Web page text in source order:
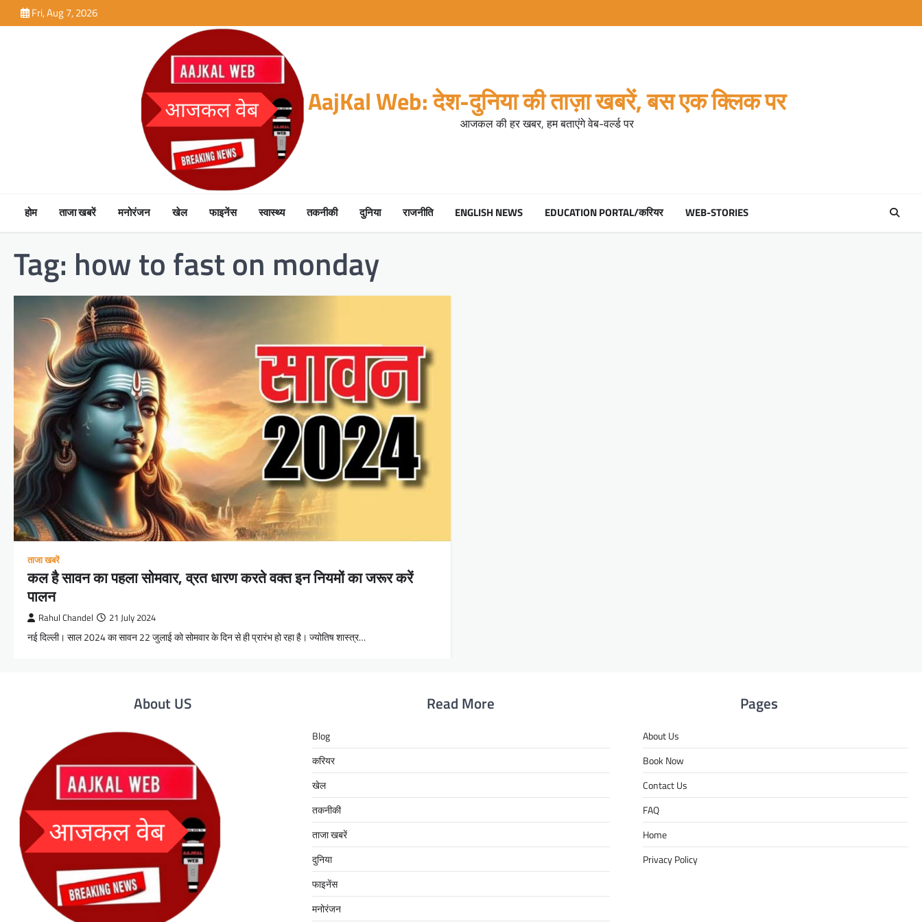
to
Fri, Aug 7, 2026
AajKal Web: देश-दुनिया की ताज़ा खबरें, बस एक क्लिक पर
आजकल की हर खबर, हम बताएंगे वेब-वर्ल्ड पर
होम ताजा खबरें मनोरंजन खेल फाइनेंस स्वास्थ्य तकनीकी दुनिया राजनीति ENGLISH NEWS EDUCATION PORTAL/करियर WEB-STORIES
Tag: how to fast on monday
ताजा खबरें
कल है सावन का पहला सोमवार, व्रत धारण करते वक्त इन नियमों का जरूर करें
पालन
Rahul Chandel 21 July 2024
नई दिल्ली। साल 2024 का सावन 22 जुलाई को सोमवार के दिन से ही प्रारंभ हो रहा है। ज्योतिष शास्त्र…
About US Read More
Blog
करियर
खेल
तकनीकी
ताजा खबरें
दुनिया
फाइनेंस
मनोरंजन
Pages
About Us
Book Now
Contact Us
FAQ
Home
Privacy Policy